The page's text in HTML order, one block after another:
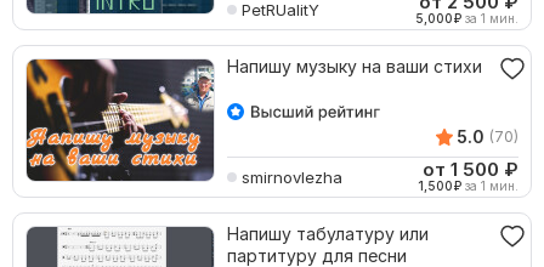
PetRUalitY 5,000₽ за 1 мин.
Напишу музыку на ваши стихи
5.0 (70)
smirnovlezha от 1 500 ₽
1,500₽ за 1 мин.
Напишу табулатуру или
партитуру для песни